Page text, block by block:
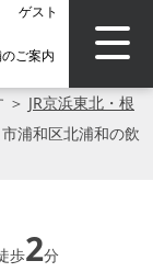
ゲスト
ご案内
＞ JR京浜東北・根
浦和区北浦和の飲
歩2分